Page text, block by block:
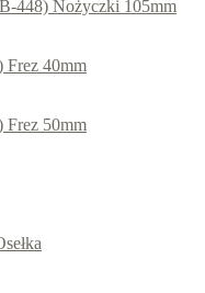
448) Nożyczki 105mm
Frez 40mm
Frez 50mm